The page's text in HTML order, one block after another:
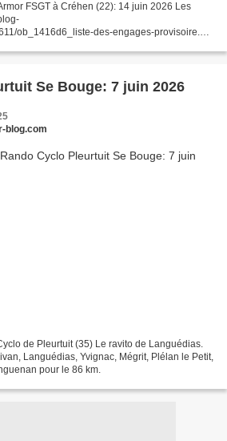
FSGT à Créhen (22): 14 juin 2026 Les
ob_1416d6_liste-des-engages-provisoire.pdf
Se Bouge: 7 juin 2026
blog.com
de Pleurtuit (35) Le ravito de Languédias.
Languédias, Yvignac, Mégrit, Plélan le Petit,
pour le 86 km.